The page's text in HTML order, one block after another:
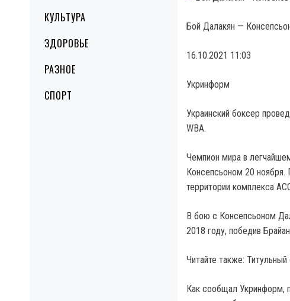
КУЛЬТУРА
ЗДОРОВЬЕ
РАЗНОЕ
СПОРТ
Бой Далакян —
16.10.2021 11:03
Укринформ
Украинский боксер
WBA.
Чемпион мира в
Консепсьоном 20
территории комплекса
В бою с Консепсьоном
2018 году, победив
Читайте также:
Как сообщал Укринформ,